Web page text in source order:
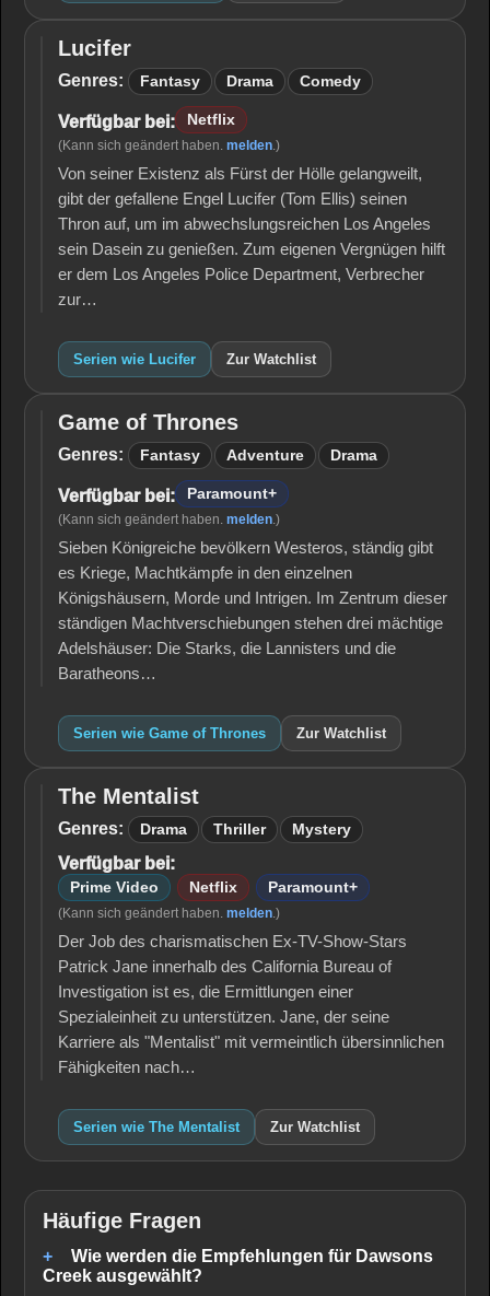
Lucifer
Lucifer
Genres: Fantasy Drama Comedy
Verfügbar bei: Netflix
(Kann sich geändert haben. melden.)
Von seiner Existenz als Fürst der Hölle gelangweilt,
gibt der gefallene Engel Lucifer (Tom Ellis) seinen
Thron auf, um im abwechslungsreichen Los Angeles
sein Dasein zu genießen. Zum eigenen Vergnügen hilft
er dem Los Angeles Police Department, Verbrecher
zur…
Serien wie Lucifer Zur Watchlist
Game
of
Game of Thrones
Genres: Fantasy Adventure Drama
Verfügbar bei: Paramount+
(Kann sich geändert haben. melden.)
Sieben Königreiche bevölkern Westeros, ständig gibt
es Kriege, Machtkämpfe in den einzelnen
Königshäusern, Morde und Intrigen. Im Zentrum dieser
ständigen Machtverschiebungen stehen drei mächtige
Adelshäuser: Die Starks, die Lannisters und die
Baratheons…
Serien wie Game of Thrones Zur Watchlist
The
Mentalist
The Mentalist
Genres: Drama Thriller Mystery
Verfügbar bei:
Prime Video Netflix Paramount+
(Kann sich geändert haben. melden.)
Der Job des charismatischen Ex-TV-Show-Stars
Patrick Jane innerhalb des California Bureau of
Investigation ist es, die Ermittlungen einer
Spezialeinheit zu unterstützen. Jane, der seine
Karriere als "Mentalist" mit vermeintlich übersinnlichen
Fähigkeiten nach…
Serien wie The Mentalist Zur Watchlist
Häufige Fragen
Wie werden die Empfehlungen für Dawsons
Creek ausgewählt?